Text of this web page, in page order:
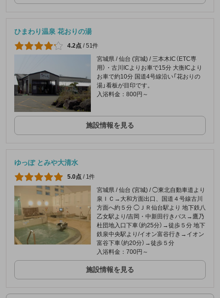
ひまわり温泉 花おりの湯
4.2点 /51件
宮城県 / 仙台 (宮城) / 三本木IC（ETC専
用）・古川ICよりお車で15分 大衡ICより
お車で約10分 国道4号線沿い「花おりの
湯」看板が目印です。
入浴料金：800円～
施設情報を見る
ゆっぽ とみや大清水
5.0点 / 1件
宮城県 / 仙台 (宮城) / ◯東北自動車道より
泉ＩＣ→大和方面出口、国道４号線古川
方面へ約５分 ◯ＪＲ仙台駅より 地下鉄八
乙女駅より/吉岡・中新田行きバス→鷹乃
杜団地入口下車（約25分）→徒歩５分 地下
鉄泉中央駅より/イオン富谷行き→イオン
富谷下車（約20分）→徒歩５分
入浴料金：700円～
施設情報を見る